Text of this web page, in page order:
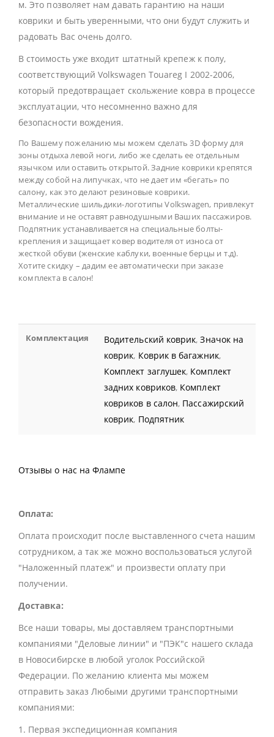
м. Это позволяет нам давать гарантию на наши
коврики и быть уверенными, что они будут служить и
радовать Вас очень долго.
В стоимость уже входит штатный крепеж к полу,
соответствующий Volkswagen Touareg I 2002-2006,
который предотвращает скольжение ковра в процессе
эксплуатации, что несомненно важно для
безопасности вождения.
По Вашему пожеланию мы можем сделать 3D форму для
зоны отдыха левой ноги, либо же сделать ее отдельным
язычком или оставить открытой. Задние коврики крепятся
между собой на липучках, что не дает им «бегать» по
салону, как это делают резиновые коврики.
Металлические шильдики-логотипы Volkswagen, привлекут
внимание и не оставят равнодушными Ваших пассажиров.
Подпятник устанавливается на специальные болты-
крепления и защищает ковер водителя от износа от
жесткой обуви (женские каблуки, военные берцы и т.д).
Хотите скидку – дадим ее автоматически при заказе
комплекта в салон!
Комплектация Водительский коврик,Значок на
коврик, Коврик в багажник,
Комплект заглушек, Комплект
задних ковриков, Комплект
ковриков в салон, Пассажирский
коврик, Подпятник
Отзывы о нас на Флампе
Оплата:
Оплата происходит после выставленного счета нашим
сотрудником, а так же можно воспользоваться услугой
"Наложенный платеж" и произвести оплату при
получении.
Доставка:
Все наши товары, мы доставляем транспортными
компаниями "Деловые линии" и "ПЭК"с нашего склада
в Новосибирске в любой уголок Российской
Федерации. По желанию клиента мы можем
отправить заказ Любыми другими транспортными
компаниями:
1. Первая экспедиционная компания